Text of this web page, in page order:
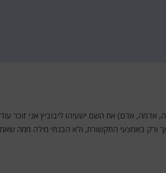
אדמה, אדם) את השם ישעיהו ליבוביץ אני זוכר עוד